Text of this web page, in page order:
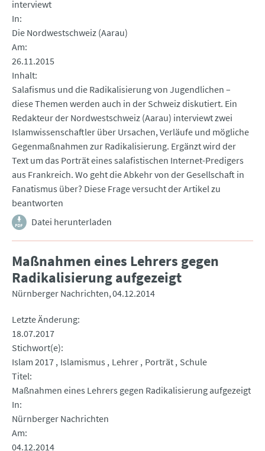
interviewt
In
Die Nordwestschweiz (Aarau)
Am
26.11.2015
Inhalt
Salafismus und die Radikalisierung von Jugendlichen –
diese Themen werden auch in der Schweiz diskutiert. Ein
Redakteur der Nordwestschweiz (Aarau) interviewt zwei
Islamwissenschaftler über Ursachen, Verläufe und mögliche
Gegenmaßnahmen zur Radikalisierung. Ergänzt wird der
Text um das Porträt eines salafistischen Internet-Predigers
aus Frankreich. Wo geht die Abkehr von der Gesellschaft in
Fanatismus über? Diese Frage versucht der Artikel zu
beantworten
Datei herunterladen
Maßnahmen eines Lehrers gegen
Radikalisierung aufgezeigt
Nürnberger Nachrichten 04.12.2014
Letzte Änderung
18.07.2017
Stichwort(e)
Islam 2017 Islamismus Lehrer Porträt Schule
Titel
Maßnahmen eines Lehrers gegen Radikalisierung aufgezeigt
In
Nürnberger Nachrichten
Am
04.12.2014